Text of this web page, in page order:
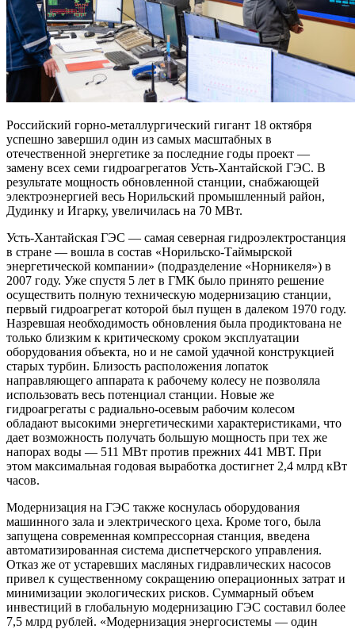
Российский горно-металлургический гигант 18 октября
успешно завершил один из самых масштабных в
отечественной энергетике за последние годы проект —
замену всех семи гидроагрегатов Усть-Хантайской ГЭС. В
результате мощность обновленной станции, снабжающей
электроэнергией весь Норильский промышленный район,
Дудинку и Игарку, увеличилась на 70 МВт.
Усть-Хантайская ГЭС — самая северная гидроэлектростанция
в стране — вошла в состав «Норильско-Таймырской
энергетической компании» (подразделение «Норникеля») в
2007 году. Уже спустя 5 лет в ГМК было принято решение
осуществить полную техническую модернизацию станции,
первый гидроагрегат которой был пущен в далеком 1970 году.
Назревшая необходимость обновления была продиктована не
только близким к критическому сроком эксплуатации
оборудования объекта, но и не самой удачной конструкцией
старых турбин. Близость расположения лопаток
направляющего аппарата к рабочему колесу не позволяла
использовать весь потенциал станции. Новые же
гидроагрегаты с радиально-осевым рабочим колесом
обладают высокими энергетическими характеристиками, что
дает возможность получать большую мощность при тех же
напорах воды — 511 МВт против прежних 441 МВТ. При
этом максимальная годовая выработка достигнет 2,4 млрд кВт
часов.
Модернизация на ГЭС также коснулась оборудования
машинного зала и электрического цеха. Кроме того, была
запущена современная компрессорная станция, введена
автоматизированная система диспетчерского управления.
Отказ же от устаревших масляных гидравлических насосов
привел к существенному сокращению операционных затрат и
минимизации экологических рисков. Суммарный объем
инвестиций в глобальную модернизацию ГЭС составил более
7,5 млрд рублей. «Модернизация энергосистемы — один